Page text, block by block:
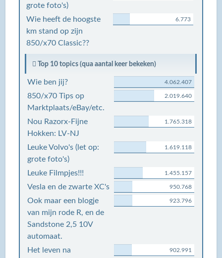
grote foto's)
Wie heeft de hoogste
km stand op zijn
850/x70 Classic??
6.773
Top 10 topics (qua aantal keer bekeken)
Wie ben jij? 4.062.407
850/x70 Tips op
Marktplaats/eBay/etc.
2.019.640
Nou Razorx-Fijne
Hokken: LV-NJ
1.765.318
Leuke Volvo's (let op:
grote foto's)
1.619.118
Leuke Filmpjes!!! 1.455.157
Vesla en de zwarte XC's 950.768
Ook maar een blogje
van mijn rode R, en de
Sandstone 2,5 10V
automaat.
923.796
Het leven na 902.991